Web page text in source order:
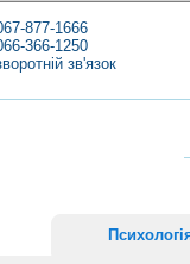
877-1666
366-1250
зв'язок